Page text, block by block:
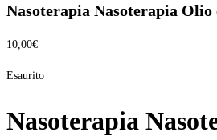
web
Nasoterapia Nasoterapia
10,00€
Esaurito
Nasoterapia